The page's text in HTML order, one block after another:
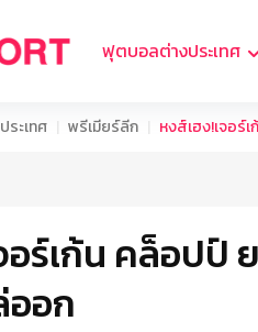
ฟุตบอลต่างประเทศ
ะเทศ พรีเมียร์ลีก หงส์เฮง!เจอร์
อร์เก้น คล็อปป์
ออก